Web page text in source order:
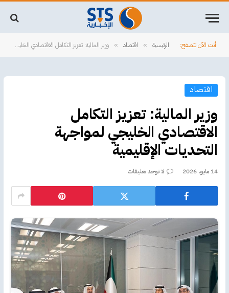
أنت الآن تتصفح: الرئيسية » اقتصاد » وزير المالية: تعزيز التكامل الاقتصادي الخليجي لمواجهة التحديات الإقليمية
اقتصاد
وزير المالية: تعزيز التكامل
الاقتصادي الخليجي لمواجهة
التحديات الإقليمية
14 مايو، 2026 لا توجد تعليقات